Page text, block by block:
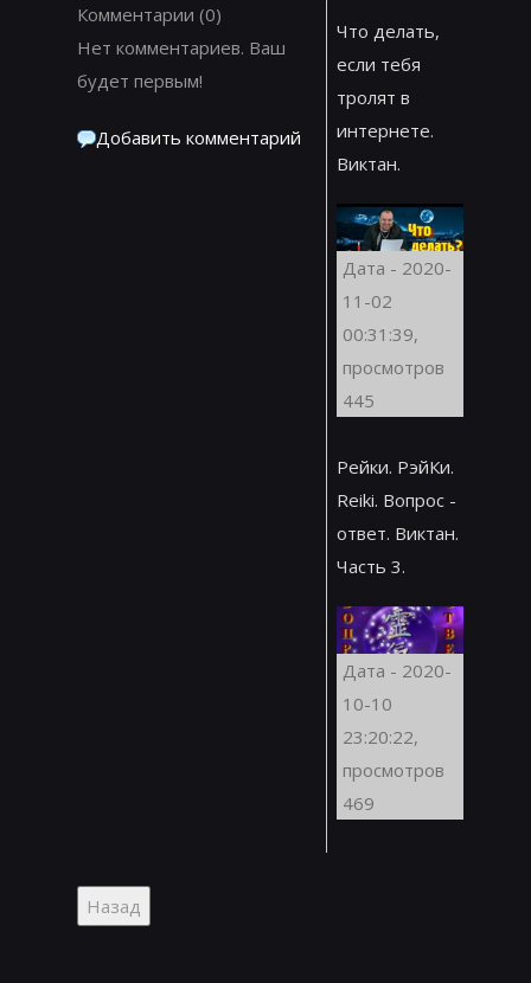
Комментарии (0)
Нет комментариев. Ваш
будет первым!
Добавить комментарий
Что делать,
если тебя
тролят в
интернете.
Виктан.
Дата - 2020-
11-02
00:31:39,
просмотров
445
Рейки. РэйКи.
Reiki. Вопрос -
ответ. Виктан.
Часть 3.
Дата - 2020-
10-10
23:20:22,
просмотров
469